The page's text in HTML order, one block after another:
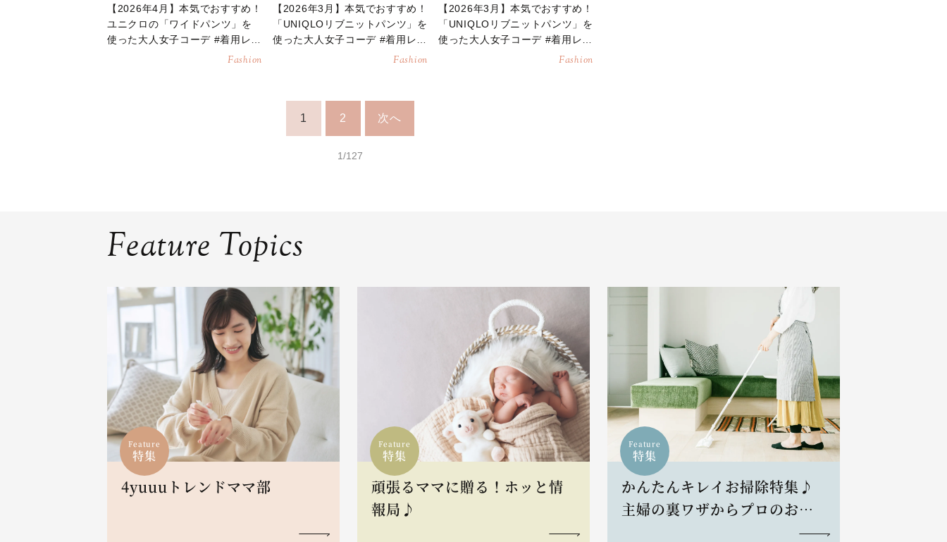
【2026年4月】本気でおすすめ！
ユニクロの「ワイドパンツ」を
使った大人女子コーデ #着用レビ
Fashion
【2026年3月】本気でおすすめ！
「UNIQLOリブニットパンツ」を
使った大人女子コーデ #着用レビ
Fashion
【2026年3月】本気でおすすめ！
「UNIQLOリブニットパンツ」を
使った大人女子コーデ #着用レビ
Fashion
1 2 次へ
1/127
Feature Topics
Feature
特集
4yuuuトレンドママ部
Feature
特集
頑張るママに贈る！ホッと情
報局♪
Feature
特集
かんたんキレイお掃除特集♪
主婦の裏ワザからプロのお掃